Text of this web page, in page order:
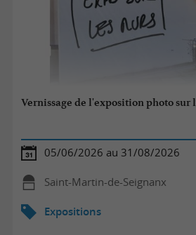
Vernissage de l'exposition photo sur
05/06/2026 au 31/08/2026
Saint-Martin-de-Seignanx
Expositions